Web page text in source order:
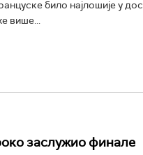
било најлошије у
више...
заслужио финале